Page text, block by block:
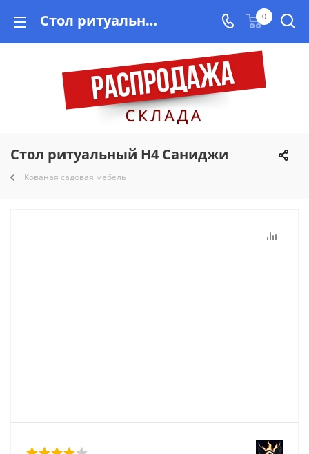
Стол ритуальный Н4 Саниджи купить недорого на Vishop.by, рассрочка! 0
Стол ритуальный Н4 Саниджи
Кованая садовая мебель